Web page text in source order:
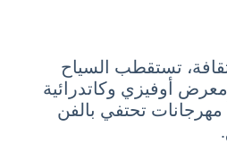
تستقطب السياح
أوفيزي وكاتدرائية
مهرجانات تحتفي بالفن